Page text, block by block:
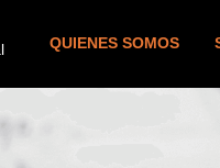
QUIENES SOMOS